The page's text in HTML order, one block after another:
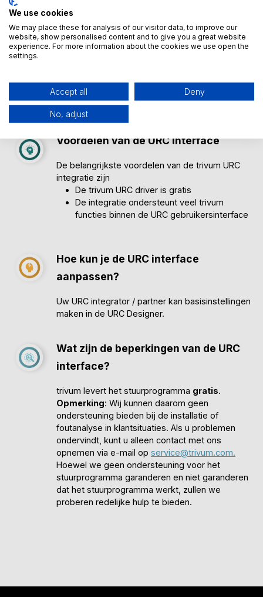
trivum URC driver nodig. U kunt deze
downloaden. Meer informatie vindt u daar.
In de meeste gevallen zult u uw URC systeem
op maat laten maken door een URC
snel en eenvoudig uitvoeren.
Voordelen van de URC interface
De belangrijkste voordelen van de trivum URC
integratie zijn
De trivum URC driver is gratis
De integratie ondersteunt veel trivum
functies binnen de URC gebruikersinterface
Hoe kun je de URC interface
aanpassen?
Uw URC integrator / partner kan basisinstellingen
maken in de URC Designer.
Wat zijn de beperkingen van de URC
interface?
trivum levert het stuurprogramma gratis.
Opmerking: Wij kunnen daarom geen
ondersteuning bieden bij de installatie of
foutanalyse in klantsituaties. Als u problemen
ondervindt, kunt u alleen contact met ons
opnemen via e-mail op service@trivum.com.
Hoewel we geen ondersteuning voor het
stuurprogramma garanderen en niet garanderen
dat het stuurprogramma werkt, zullen we
proberen redelijke hulp te bieden.
We use cookies
We may place these for analysis of our visitor data, to improve our
website, show personalised content and to give you a great website
experience. For more information about the cookies we use open the
settings.
Accept all Deny
No, adjust